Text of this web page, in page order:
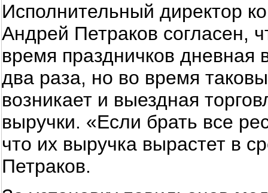
Исполнительный директор
Андрей Петраков согласен,
время праздничков дневная
два раза, но во время
возникает и выездная
выручки. «Если брать все
что их выручка вырастет в
Петраков.